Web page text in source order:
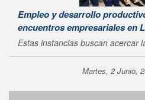
Empleo y desarrollo
encuentros empresariales en
Estas instancias buscan acercar
Martes, 2 Junio,